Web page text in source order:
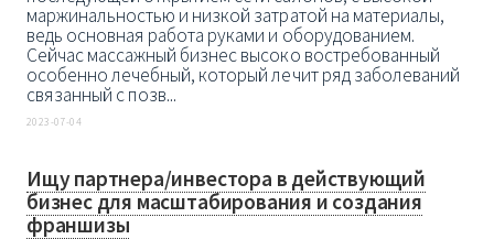
маржинальностью и низкой затратой на материалы,
ведь основная работа руками и оборудованием.
Сейчас массажный бизнес высоко востребованный
особенно лечебный, который лечит ряд заболеваний
связанный с позв...
2023-07-04
Ищу партнера/инвестора в действующий
бизнес для масштабирования и создания
франшизы